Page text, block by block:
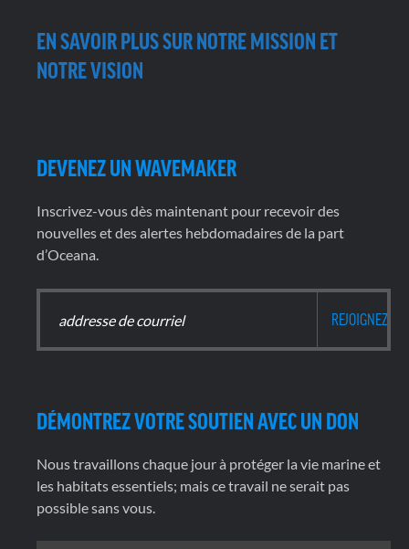
EN SAVOIR PLUS SUR NOTRE MISSION ET
NOTRE VISION
DEVENEZ UN WAVEMAKER
Inscrivez-vous dès maintenant pour recevoir des
nouvelles et des alertes hebdomadaires de la part
d’Oceana.
DÉMONTREZ VOTRE SOUTIEN AVEC UN DON
Nous travaillons chaque jour à protéger la vie marine et
les habitats essentiels; mais ce travail ne serait pas
possible sans vous.